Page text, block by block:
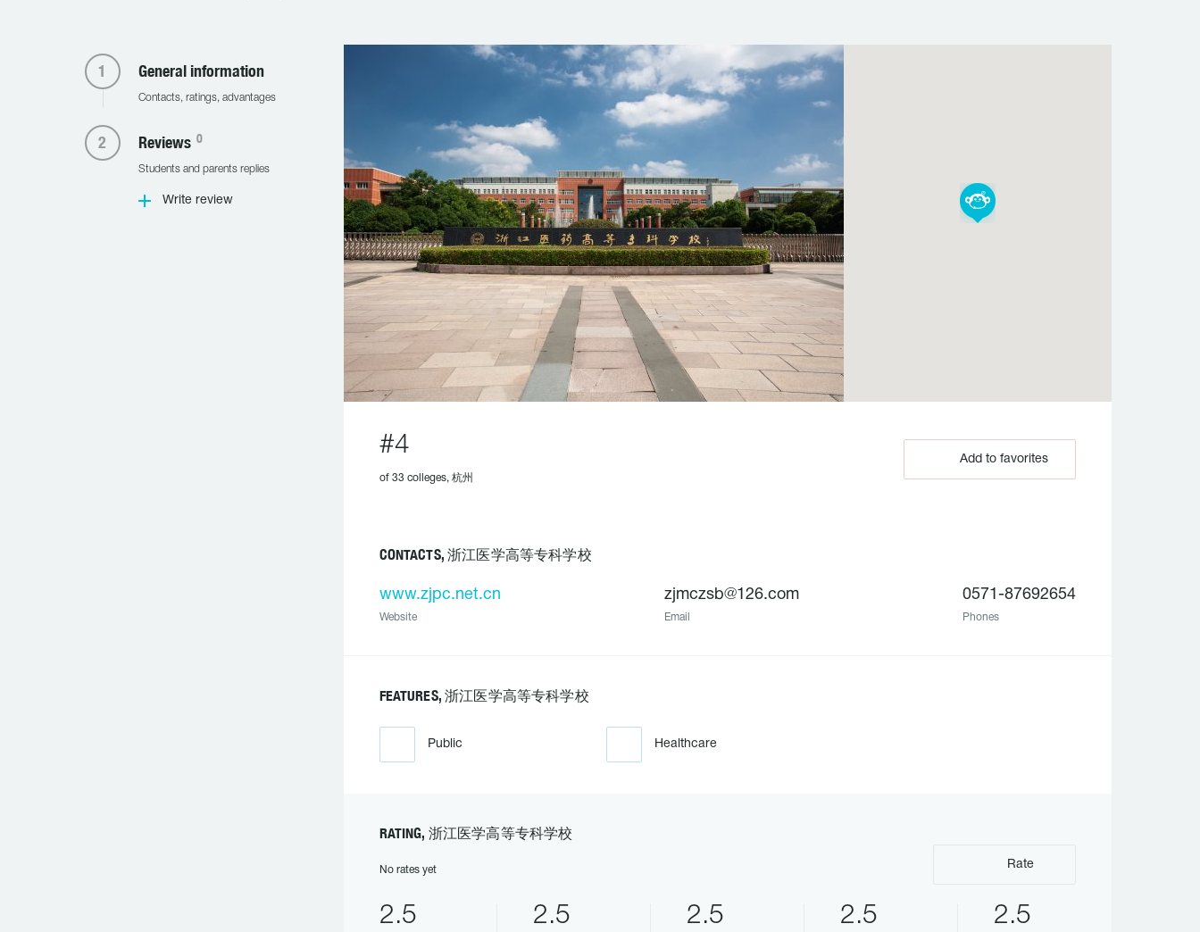
General information
Contacts, ratings, advantages
Reviews 0
Students and parents replies
Write review
#4
of 33 colleges, 杭州
Add to favorites
CONTACTS, 浙江医学高等专科学校
www.zjpc.net.cn
Website
zjmczsb@126.com
Email
0571-87692654
Phones
FEATURES, 浙江医学高等专科学校
Public Healthcare
RATING, 浙江医学高等专科学校
No rates yet Rate
2.5 2.5 2.5 2.5 2.5